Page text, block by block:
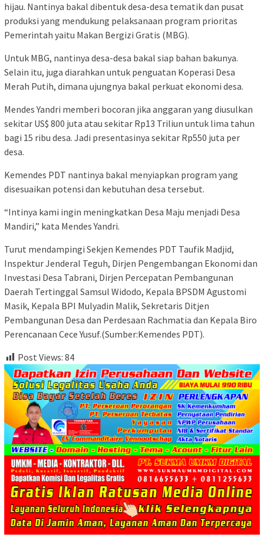
hijau. Nantinya bakal dibentuk desa-desa tematik dan pusat
produksi yang mendukung pelaksanaan program prioritas
Pemerintah yaitu Makan Bergizi Gratis (MBG).
Untuk MBG, nantinya desa-desa bakal siap bahan bakunya.
Selain itu, juga diarahkan untuk penguatan Koperasi Desa
Merah Putih, dimana ujungnya bakal perkuat ekonomi desa.
Mendes Yandri memberi bocoran jika anggaran yang diusulkan
sekitar US$ 800 juta atau sekitar Rp13 Triliun untuk lima tahun
bagi 15 ribu desa. Jadi presentasinya sekitar Rp550 juta per
desa.
Kemendes PDT nantinya bakal menyiapkan program yang
disesuaikan potensi dan kebutuhan desa tersebut.
“Intinya kami ingin meningkatkan Desa Maju menjadi Desa
Mandiri,” kata Mendes Yandri.
Turut mendampingi Sekjen Kemendes PDT Taufik Madjid,
Inspektur Jenderal Teguh, Dirjen Pengembangan Ekonomi dan
Investasi Desa Tabrani, Dirjen Percepatan Pembangunan
Daerah Tertinggal Samsul Widodo, Kepala BPSDM Agustomi
Masik, Kepala BPI Mulyadin Malik, Sekretaris Ditjen
Pembangunan Desa dan Perdesaan Rachmatia dan Kepala Biro
Perencanaan Cece Yusuf.(Sumber:Kemendes PDT).
Post Views: 84